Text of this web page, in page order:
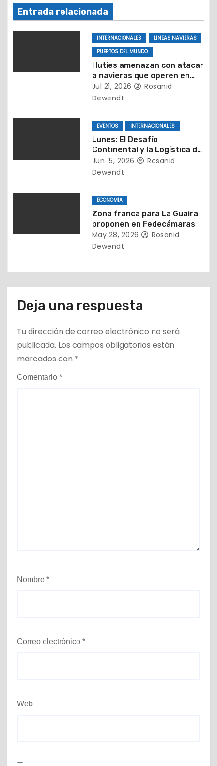
d
r
d
Entrada relacionada
INTERNACIONALES
LINEAS NAVIERAS
PUERTOS DEL MUNDO
Hutíes amenazan con atacar
a navieras que operen en
puertos de Arabia Saudita
Jul 21, 2026
Rosanid
Dewendt
EVENTOS INTERNACIONALES
Lunes: El Desafío
Continental y la Logística de
Distancias
Jun 15, 2026
Rosanid
Dewendt
ECONOMIA
Zona franca para La Guaira
proponen en Fedecámaras
May 28, 2026
Rosanid
Dewendt
Deja una respuesta
Tu dirección de correo electrónico no será
publicada. Los campos obligatorios están
marcados con *
Comentario *
Nombre *
Correo electrónico *
Web